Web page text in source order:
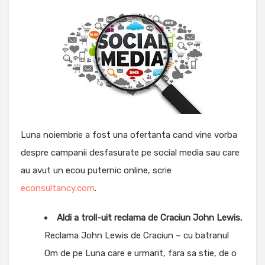
Luna noiembrie a fost una ofertanta cand vine vorba
despre campanii desfasurate pe social media sau care
au avut un ecou puternic online, scrie
econsultancy.com.
Aldi a troll-uit reclama de Craciun John Lewis.
Reclama John Lewis de Craciun – cu batranul
Om de pe Luna care e urmarit, fara sa stie, de o